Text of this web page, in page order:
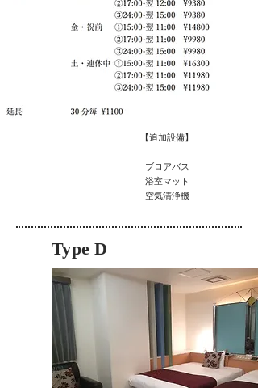
【追加設備】
ブロアバス
浴室マット
空気清浄機
Type D